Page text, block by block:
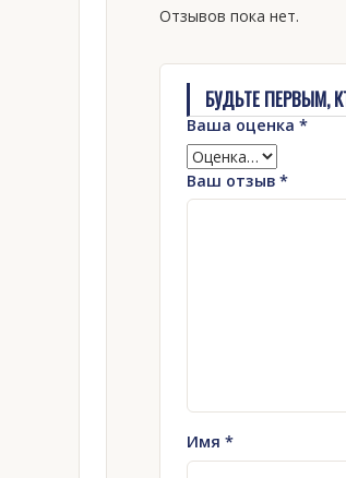
Отзывов пока нет.
БУДЬТЕ ПЕРВЫМ,
Ваша оценка *
Ваш отзыв *
Имя *